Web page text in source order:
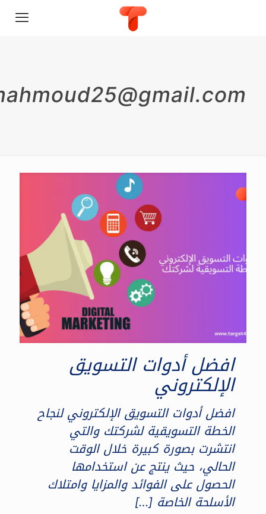
افضل أدوات التسويق
الإلكتروني
افضل أدوات التسويق الإلكتروني لنجاح
الخطة التسويقية لشركتك والتي
انتشرت بصورة كبيرة خلال الوقت
الحالي، حيث ينتج عن استخدامها
الحصول على الفوائد والمزايا وامتلاك
الأسلحة الخاصة […]